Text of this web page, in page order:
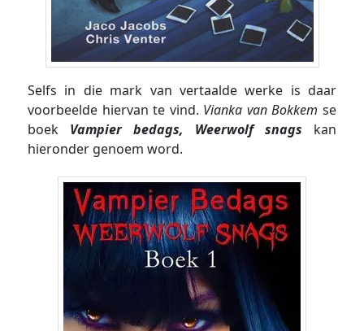
Selfs in die mark van vertaalde werke is daar
voorbeelde hiervan te vind. Vianka van Bokkem se
boek Vampier bedags, Weerwolf snags kan
hieronder genoem word.